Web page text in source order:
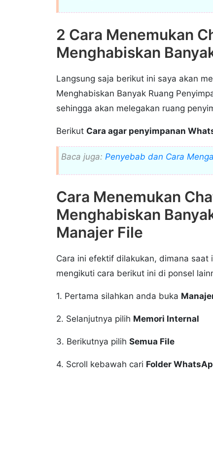
2 Cara Menemukan
Menghabiskan
Langsung saja berikut ini saya akan
Menghabiskan Banyak Ruang
sehingga akan melegakan ruang
Berikut Cara agar penyimpanan
Baca juga: Penyebab dan Cara
Cara Menemukan
Menghabiskan
Manajer File
Cara ini efektif dilakukan, dimana saat
mengikuti cara berikut ini di ponsel
1. Pertama silahkan anda buka
2. Selanjutnya pilih Memori Internal
3. Berikutnya pilih Semua File
4. Scroll kebawah cari Folder